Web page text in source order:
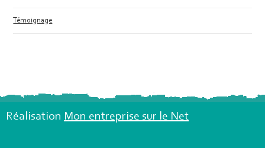
Témoignage
Réalisation Mon entreprise sur le Net